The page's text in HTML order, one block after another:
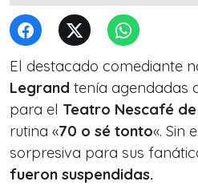
El destacado comediante
Legrand tenía agendadas
para el Teatro Nescafé
rutina «70 o sé tonto«. Sin
sorpresiva para sus
fueron suspendidas.